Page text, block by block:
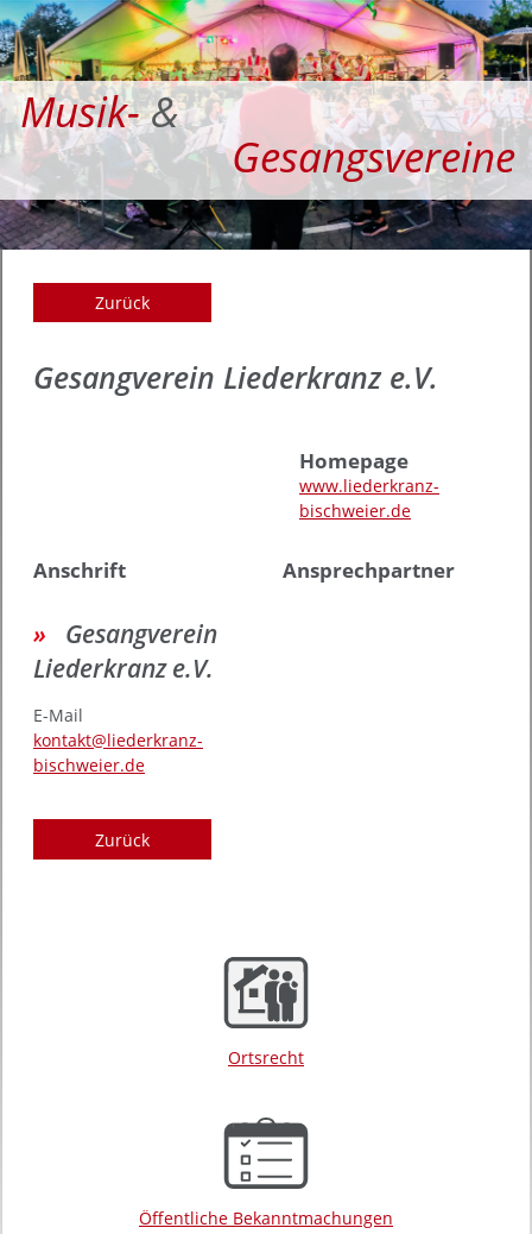
Musik-&
Gesangsvereine
Zurück
Gesangverein Liederkranz e.V.
Homepage
www.liederkranz-
bischweier.de
Anschrift
Gesangverein
Liederkranz e.V.
E-Mail
kontakt@liederkranz-
bischweier.de
Ansprechpartner
Zurück
Ortsrecht
Öffentliche Bekanntmachungen